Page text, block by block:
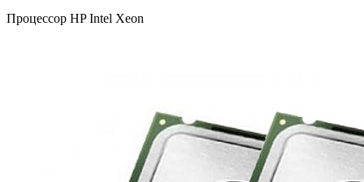
Процессор HP Intel Xeon